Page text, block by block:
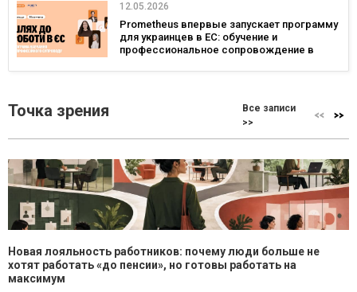
12.05.2026
Prometheus впервые запускает программу
для украинцев в ЕС: обучение и
профессиональное сопровождение в
Точка зрения
Все записи
>>
Новая лояльность работников: почему люди больше не
хотят работать «до пенсии», но готовы работать на
максимум